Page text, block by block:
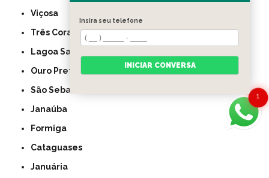
Viçosa
Três Corações
Lagoa Santa
Ouro Preto
São Sebastião do Paraíso
Janaúba
Formiga
Cataguases
Januária
1
Insira seu telefone
INICIAR CONVERSA